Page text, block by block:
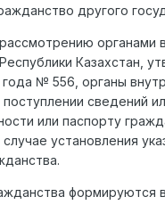
другого
органами
Казахстан,
№ 556, органы
сведений
или паспорту
установления
формируются